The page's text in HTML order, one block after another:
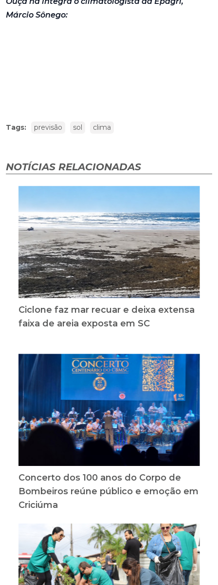
Márcio Sônego:
Tags: previsão sol clima
NOTÍCIAS RELACIONADAS
Ciclone faz mar recuar e deixa extensa
faixa de areia exposta em SC
Concerto dos 100 anos do Corpo de
Bombeiros reúne público e emoção em
Criciúma